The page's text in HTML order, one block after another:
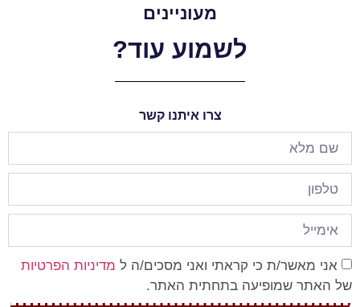
מעוניינים
לשמוע עוד?
צרו איתנו קשר
אני מאשר/ת כי קראתי ואני מסכים/ה ל מדיניות הפרטיות
של האתר שמופיעה בתחתית האתר.